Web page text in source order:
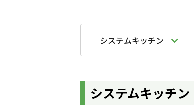
システムキッチン
システムキッチン